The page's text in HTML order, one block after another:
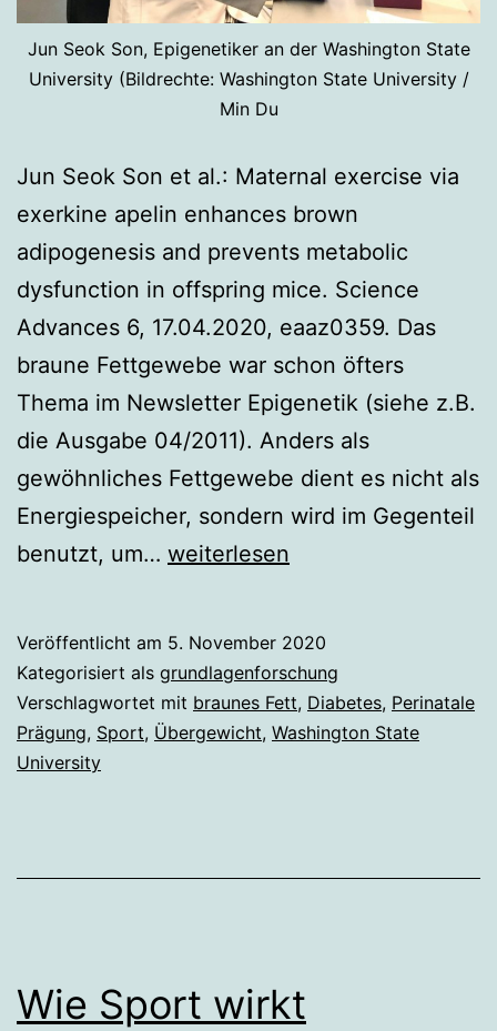
Jun Seok Son, Epigenetiker an der Washington State
University (Bildrechte: Washington State University /
Min Du
Jun Seok Son et al.: Maternal exercise via
exerkine apelin enhances brown
adipogenesis and prevents metabolic
dysfunction in offspring mice. Science
Advances 6, 17.04.2020, eaaz0359. Das
braune Fettgewebe war schon öfters
Thema im Newsletter Epigenetik (siehe z.B.
die Ausgabe 04/2011). Anders als
gewöhnliches Fettgewebe dient es nicht als
Energiespeicher, sondern wird im Gegenteil
benutzt, um… Sportliche
für
braunes
Fett
weiterlesen
Veröffentlicht am 5. November 2020
Kategorisiert als grundlagenforschung
Verschlagwortet mit braunes Fett, Diabetes, Perinatale
Prägung, Sport, Übergewicht, Washington State
University
Wie Sport wirkt